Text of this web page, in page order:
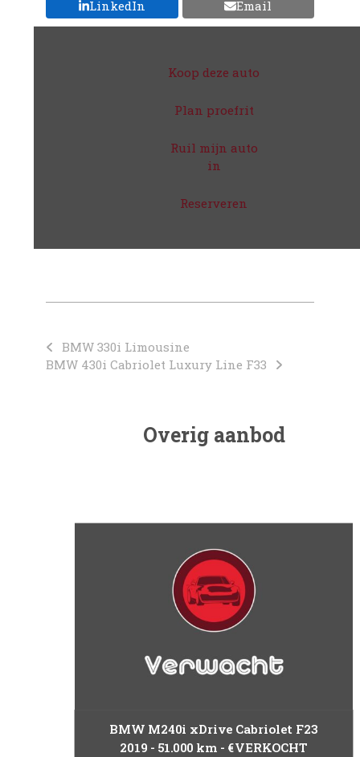
LinkedIn
Email
Koop deze auto
Plan proefrit
Ruil mijn auto
in
Reserveren
BMW 330i Limousine
BMW 430i Cabriolet Luxury Line F33
Overig aanbod
BMW M240i xDrive Cabriolet F23
2019 51.000 km €VERKOCHT